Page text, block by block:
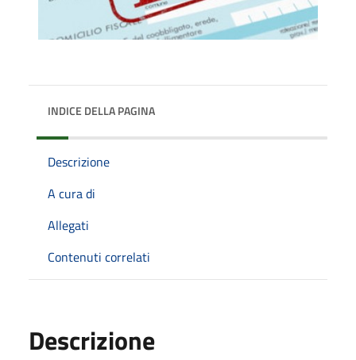
INDICE DELLA PAGINA
Descrizione
A cura di
Allegati
Contenuti correlati
Descrizione